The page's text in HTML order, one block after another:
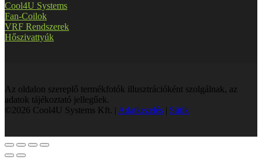
Cool4U Systems
Fan-Coilok
VRF Rendszerek
Hőszivattyúk
Az oldalon szereplő termékfotók illusztrációként szolgálnak, az
adatok tájékoztató jellegűek.
©2026 Cool4U Systems Kft. | Adatkezelés | Sütik